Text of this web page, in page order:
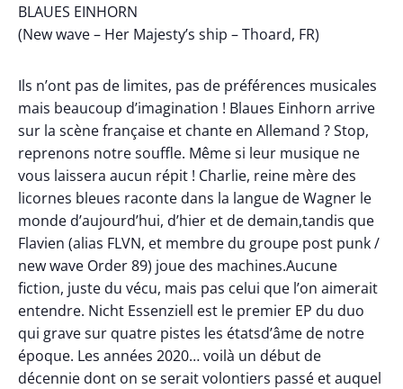
BLAUES EINHORN
(New wave – Her Majesty’s ship – Thoard, FR)
Ils n’ont pas de limites, pas de préférences musicales
mais beaucoup d’imagination ! Blaues Einhorn arrive
sur la scène française et chante en Allemand ? Stop,
reprenons notre souffle. Même si leur musique ne
vous laissera aucun répit ! Charlie, reine mère des
licornes bleues raconte dans la langue de Wagner le
monde d’aujourd’hui, d’hier et de demain,tandis que
Flavien (alias FLVN, et membre du groupe post punk /
new wave Order 89) joue des machines.Aucune
fiction, juste du vécu, mais pas celui que l’on aimerait
entendre. Nicht Essenziell est le premier EP du duo
qui grave sur quatre pistes les étatsd’âme de notre
époque. Les années 2020… voilà un début de
décennie dont on se serait volontiers passé et auquel